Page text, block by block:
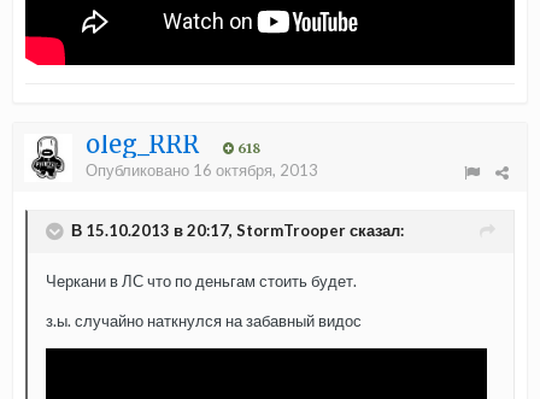
oleg_RRR 618
Опубликовано 16 октября, 2013
В 15.10.2013 в 20:17, StormTrooper сказал:
Черкани в ЛС что по деньгам стоить будет.
з.ы. случайно наткнулся на забавный видос